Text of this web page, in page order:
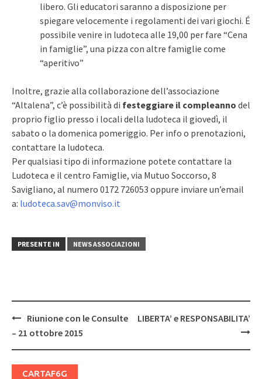
libero. Gli educatori saranno a disposizione per
spiegare velocemente i regolamenti dei vari giochi. É
possibile venire in ludoteca alle 19,00 per fare “Cena
in famiglie”, una pizza con altre famiglie come
“aperitivo”
Inoltre, grazie alla collaborazione dell’associazione
“Altalena”, c’è possibilità di festeggiare il compleanno del
proprio figlio presso i locali della ludoteca il giovedì, il
sabato o la domenica pomeriggio. Per info o prenotazioni,
contattare la ludoteca.
Per qualsiasi tipo di informazione potete contattare la
Ludoteca e il centro Famiglie, via Mutuo Soccorso, 8
Savigliano, al numero 0172 726053 oppure inviare un’email
a: ludoteca.sav@monviso.it
PRESENTE IN NEWS ASSOCIAZIONI
Post
navigation
Riunione con le Consulte
– 21 ottobre 2015
LIBERTA’ e RESPONSABILITA’
CARTAF6G